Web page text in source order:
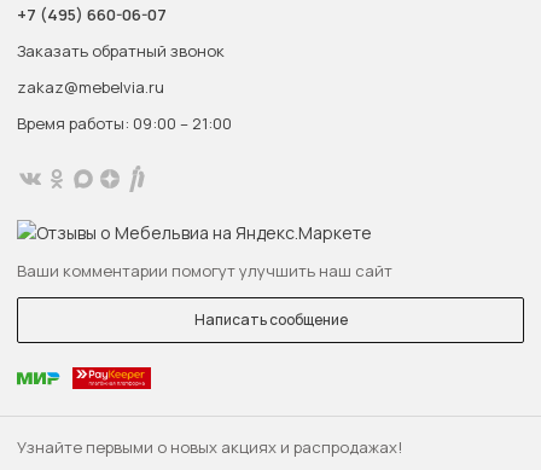
Узнайте первыми о новых акциях и распродажах!
+7 (495) 660-06-07
Заказать обратный звонок
zakaz@mebelvia.ru
Время работы: 09:00 – 21:00
Ваши комментарии помогут улучшить наш сайт
Написать сообщение